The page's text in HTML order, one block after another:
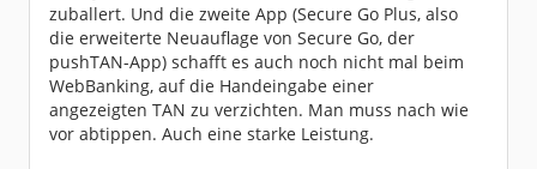
zuballert. Und die zweite App (Secure Go Plus, also
die erweiterte Neuauflage von Secure Go, der
pushTAN-App) schafft es auch noch nicht mal beim
WebBanking, auf die Handeingabe einer
angezeigten TAN zu verzichten. Man muss nach wie
vor abtippen. Auch eine starke Leistung.